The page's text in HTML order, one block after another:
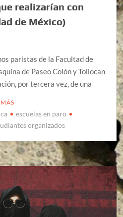
realizarían con
de México)
paristas de la Facultad de
de Paseo Colón y Tollocan
por tercera vez, de una
escuelas en paro
organizados